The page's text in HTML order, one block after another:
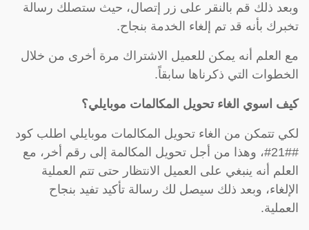
وبعد ذلك قم بالنقر على زر إتصال، حيث ستصلك رسالة
تخبرك بأنه قد تم إلغاء الخدمة بنجاح.
مع العلم أنه يمكن للعميل الاشتراك مرة أخرى من خلال
الخطوات التي ذكرناها سابقاً.
كيف اسوي الغاء تحويل المكالمات موبايلي؟
لكي تتمكن من الغاء تحويل المكالمات موبايلي اطلب كود
##21#، وهذا من أجل تحويل المكالمة إلى رقم أخر، مع
العلم أنه ينبغي على العميل الانتظار حتى تتم العملية
الإلغاء، وبعد ذلك سيصل لك رسالة تأكيد تفيد بنجاح
العملية.